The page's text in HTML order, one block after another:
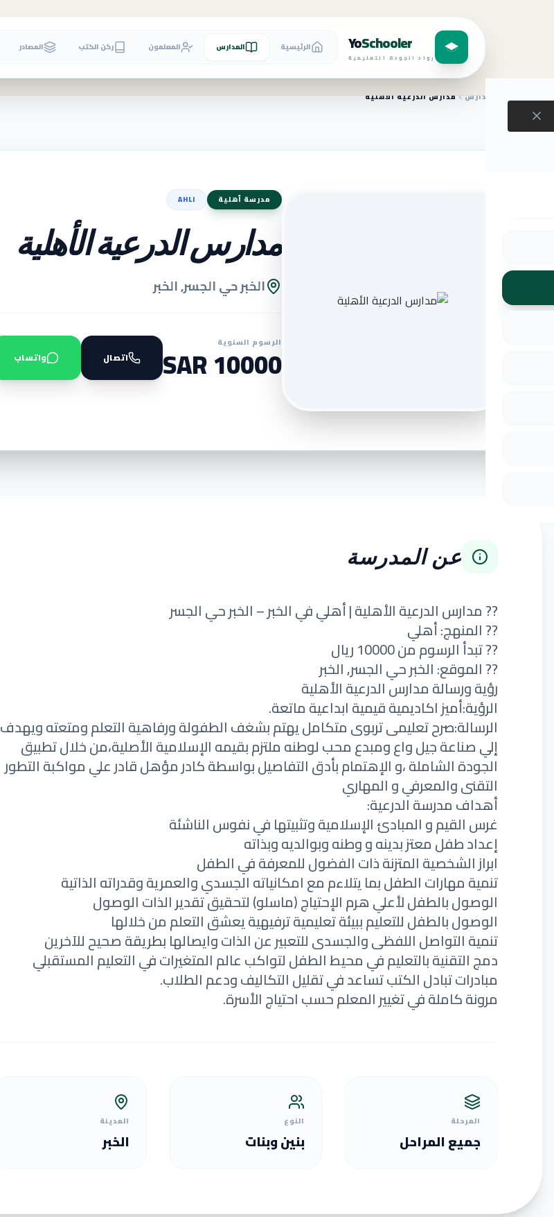
YoSchooler
رواد الجودة التعليمية
الرئيسية المدارس المعلمون ركن الكتب المصادر
المدارس مدارس الدرعية الأهلية
مدرسة أهلية AHLI
مدارس الدرعية الأهلية
الخبر حي الجسر, الخبر
الرسوم السنوية
10000 SAR اتصال واتساب
عن المدرسة
?? مدارس الدرعية الأهلية | أهلي في الخبر – الخبر حي الجسر
?? المنهج: أهلي
?? تبدأ الرسوم من 10000 ريال
?? الموقع: الخبر حي الجسر, الخبر
رؤية ورسالة مدارس الدرعية الأهلية
الرؤية:أميز اكاديمية قيمية ابداعية ماتعة.
الرسالة:صرح تعليمى تربوى متكامل يهتم بشغف الطفولة ورفاهية التعلم ومتعته ويهدف
إلي صناعة جيل واع ومبدع محب لوطنه ملتزم بقيمه الإسلامية الأصلية،من خلال تطبيق
الجودة الشاملة ،و الإهتمام بأدق التفاصيل بواسطة كادر مؤهل قادر علي مواكبة التطور
التقنى والمعرفي و المهاري
أهداف مدرسة الدرعية:
غرس القيم و المبادئ الإسلامية وتثبيتها في نفوس الناشئة
إعداد طفل معتز بدينه و وطنه وبوالديه وبذاته
ابراز الشخصية المتزنة ذات الفضول للمعرفة في الطفل
تنمية مهارات الطفل بما يتلاءم مع امكانياته الجسدي والعمرية وقدراته الذاتية
الوصول بالطفل لأعلي هرم الإحتياج (ماسلو) لتحقيق تقدير الذات الوصول
الوصول بالطفل للتعليم ببيئة تعليمية ترفيهية يعشق التعلم من خلالها
تنمية التواصل اللفظى والجسدى للتعبير عن الذات وايصالها بطريقة صحيح للآخرين
دمج التقنية بالتعليم في محيط الطفل لتواكب عالم المتغيرات في التعليم المستقبلي
مبادرات تبادل الكتب تساعد في تقليل التكاليف ودعم الطلاب.
مرونة كاملة في تغيير المعلم حسب احتياج الأسرة.
المرحلة
جميع المراحل
النوع
بنين وبنات
المدينة
الخبر